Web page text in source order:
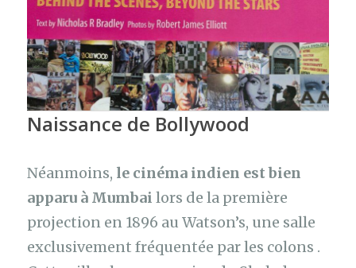
Naissance de Bollywood
Néanmoins, le cinéma indien est bien
apparu à Mumbailors de la première
projection en 1896 au Watson’s, une salle
exclusivement fréquentée par les colons .